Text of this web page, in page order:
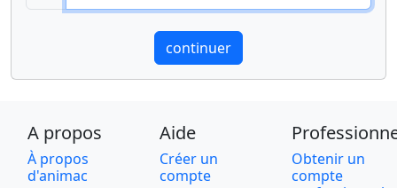
A propos Aide
À propos
d'animac
Créer un
compte
Obtenir un
compte